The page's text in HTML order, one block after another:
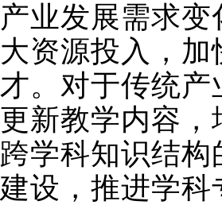
产业发展需求
大资源投入，
才。对于传统
更新教学内容
跨学科知识结
建设，推进学